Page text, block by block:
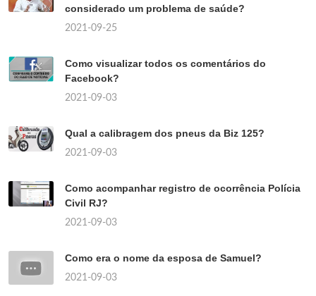
considerado um problema de saúde?
2021-09-25
Como visualizar todos os comentários do
Facebook?
2021-09-03
Qual a calibragem dos pneus da Biz 125?
2021-09-03
Como acompanhar registro de ocorrência Polícia
Civil RJ?
2021-09-03
Como era o nome da esposa de Samuel?
2021-09-03